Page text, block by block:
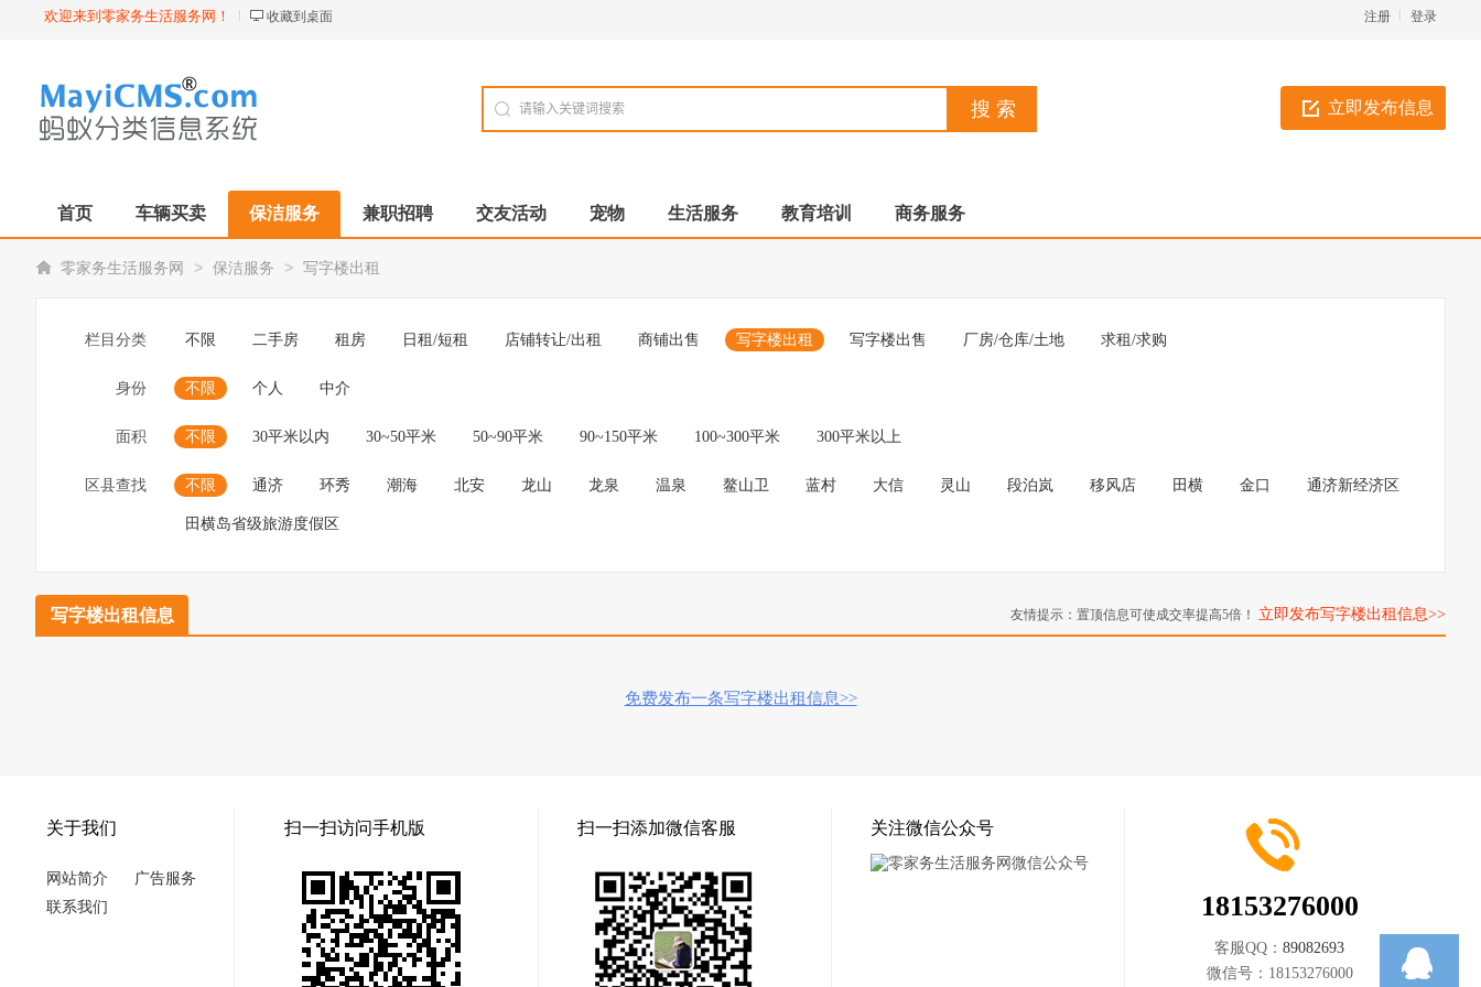
欢迎来到零家务生活服务网！ 收藏到桌面 登录
注册
立即发布信息
首页 车辆买卖 保洁服务 兼职招聘 交友活动 宠物 生活服务 教育培训 商务服务
零家务生活服务网 > 保洁服务 > 写字楼出租
栏目分类 不限 二手房 租房 日租/短租 店铺转让/出租 商铺出售 写字楼出租 写字楼出售 厂房/仓库/土地 求租/求购
身份 不限 个人 中介
面积 不限 30平米以内 30~50平米 50~90平米 90~150平米 100~300平米 300平米以上
区县查找 不限 通济 环秀 潮海 北安 龙山 龙泉 温泉 鳌山卫 蓝村 大信 灵山 段泊岚 移风店 田横 金口 通济新经济区
田横岛省级旅游度假区
写字楼出租信息 友情提示：置顶信息可使成交率提高5倍！ 立即发布写字楼出租信息>>
免费发布一条写字楼出租信息>>
关于我们
网站简介
广告服务
联系我们
扫一扫访问手机版 扫一扫添加微信客服 关注微信公众号
18153276000
客服QQ： 89082693
微信号： 18153276000